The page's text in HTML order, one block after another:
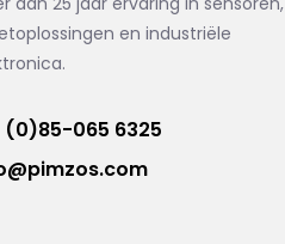
en industriële
(0)85-065 6325